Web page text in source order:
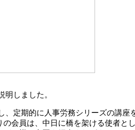
しました。
定期的に人事労務シリーズの講座
会員は、中日に橋を架ける使者と